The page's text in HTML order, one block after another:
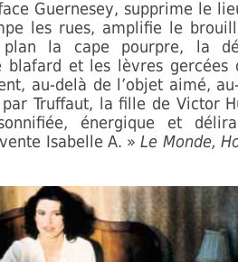
Guernesey, supprime le
les rues, amplifie le
la cape pourpre, la
blafard et les lèvres gercées
au-delà de l’objet aimé,
par Truffaut, la fille de Victor
énergique et
Isabelle A. »Le Monde,